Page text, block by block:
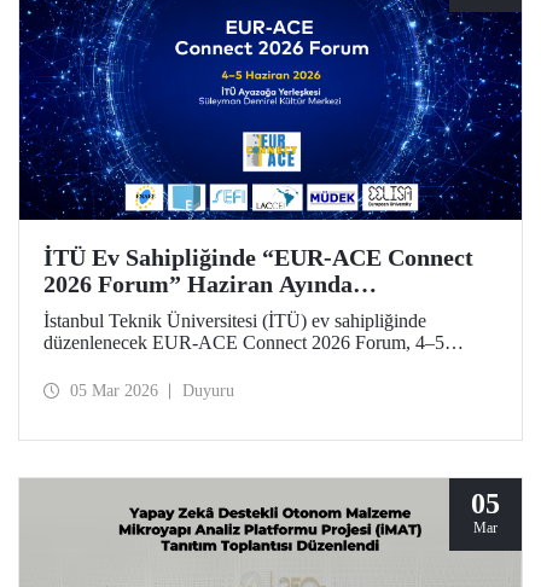
İTÜ Ev Sahipliğinde “EUR-ACE Connect
2026 Forum” Haziran Ayında
Düzenlenecek
İstanbul Teknik Üniversitesi (İTÜ) ev sahipliğinde
düzenlenecek EUR-ACE Connect 2026 Forum, 4–5
Merkezi’nde mühendislik eğitimi alanında uluslararası
05 Mar 2026 Duyuru
05
Mar